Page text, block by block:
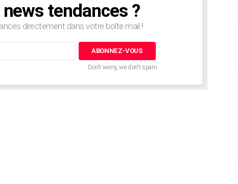
tendances ?
directement dans votre boîte mail !
Don't worry, we don't spam